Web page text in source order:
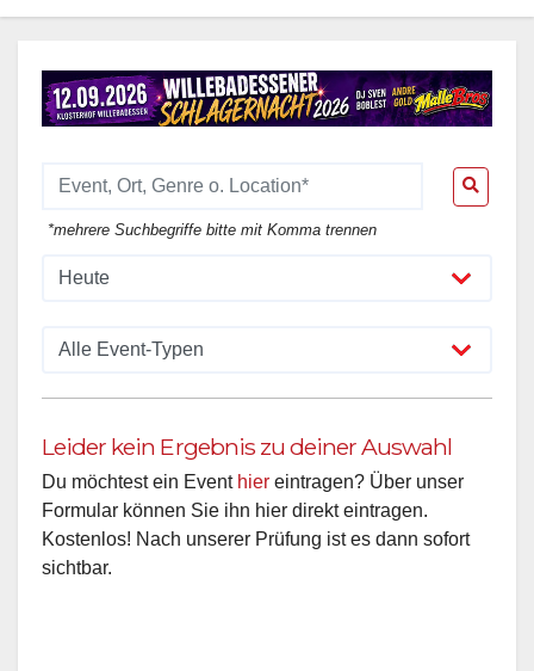
*mehrere Suchbegriffe bitte mit Komma trennen
Leider kein Ergebnis zu deiner Auswahl
Du möchtest ein Event hier eintragen? Über unser
Formular können Sie ihn hier direkt eintragen.
Kostenlos! Nach unserer Prüfung ist es dann sofort
sichtbar.